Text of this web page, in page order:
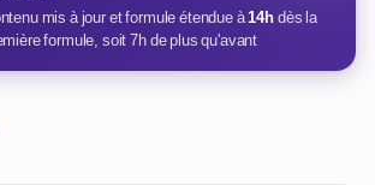
mis à jour et formule étendue à14hdès la
formule, soit 7h de plus qu'avant